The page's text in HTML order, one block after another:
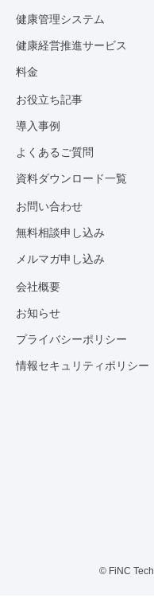
健康管理システム
健康経営推進サービス
料金
お役立ち記事
導入事例
よくあるご質問
資料ダウンロード一覧
お問い合わせ
無料相談申し込み
メルマガ申し込み
会社概要
お知らせ
プライバシーポリシー
情報セキュリティポリシー
© FiNC